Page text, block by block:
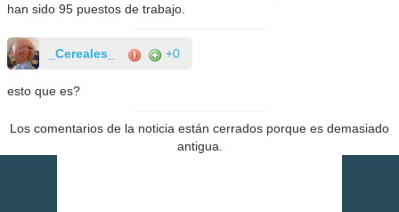
han sido 95 puestos de trabajo.
_Cereales_ +0
esto que es?
Los comentarios de la noticia están cerrados porque es demasiado
antigua.